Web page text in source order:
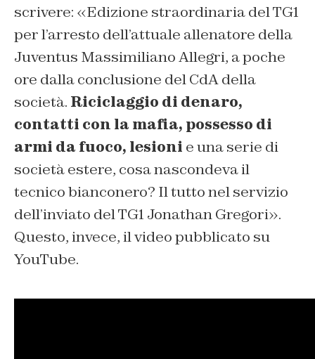
scrivere: «Edizione straordinaria del TG1
per l’arresto dell’attuale allenatore della
Juventus Massimiliano Allegri, a poche
ore dalla conclusione del CdA della
società. Riciclaggio di denaro,
contatti con la mafia, possesso di
armi da fuoco, lesioni e una serie di
società estere, cosa nascondeva il
tecnico bianconero? Il tutto nel servizio
dell’inviato del TG1 Jonathan Gregori».
Questo, invece, il video pubblicato su
YouTube.